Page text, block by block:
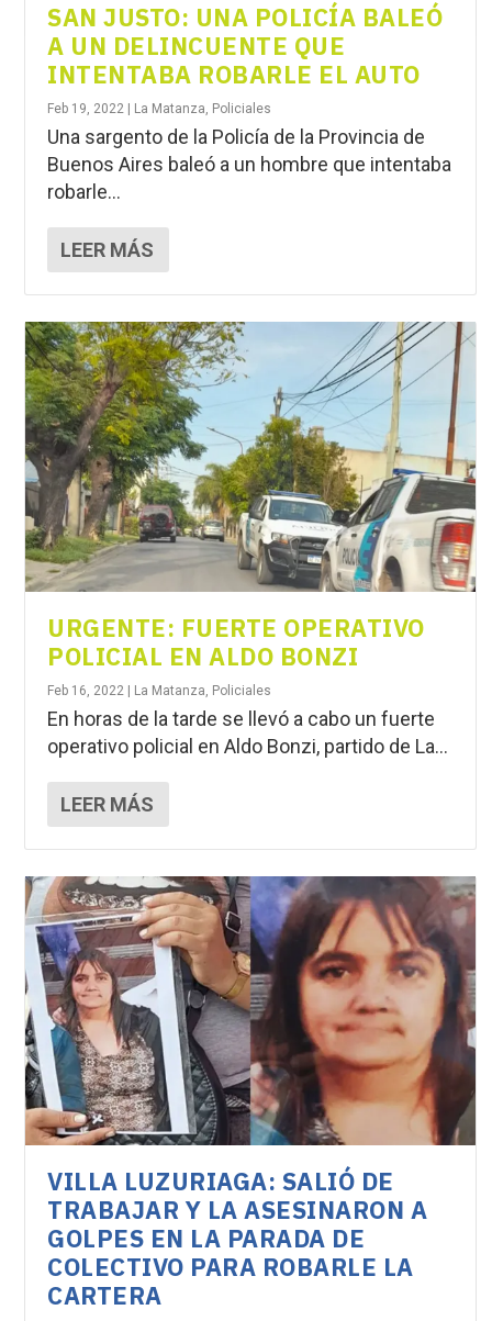
SAN JUSTO: UNA POLICÍA BALEÓ
A UN DELINCUENTE QUE
INTENTABA ROBARLE EL AUTO
Feb 19, 2022 La Matanza, Policiales
Una sargento de la Policía de la Provincia de
Buenos Aires baleó a un hombre que intentaba
robarle...
LEER MÁS
URGENTE: FUERTE OPERATIVO
POLICIAL EN ALDO BONZI
Feb 16, 2022 | La Matanza Policiales
En horas de la tarde se llevó a cabo un fuerte
operativo policial en Aldo Bonzi, partido de La...
LEER MÁS
VILLA LUZURIAGA: SALIÓ DE
TRABAJAR Y LA ASESINARON A
GOLPES EN LA PARADA DE
COLECTIVO PARA ROBARLE LA
CARTERA